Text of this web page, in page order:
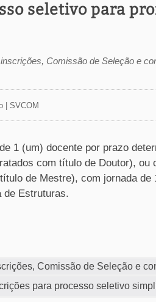
seletivo para
Comissão de Seleção e
| SVCOM
1 (um) docente por prazo
com título de Doutor), ou
de Mestre), com jornada de
de Estruturas.
Comissão de Seleção e
para processo seletivo